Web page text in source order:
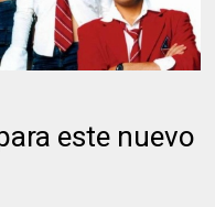
este nuevo